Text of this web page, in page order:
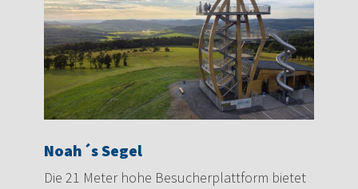
Noah´s Segel
Die 21 Meter hohe Besucherplattform bietet